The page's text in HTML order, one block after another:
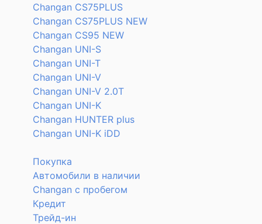
Changan CS75PLUS
Changan CS75PLUS NEW
Changan CS95 NEW
Changan UNI-S
Changan UNI-T
Changan UNI-V
Changan UNI-V 2.0T
Changan UNI-K
Changan HUNTER plus
Changan UNI-K iDD
Покупка
Автомобили в наличии
Changan с пробегом
Кредит
Трейд-ин